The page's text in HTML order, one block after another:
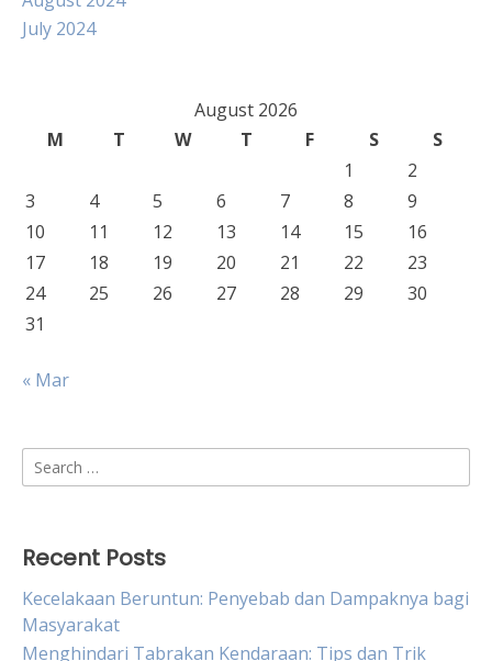
July 2024
August 2026
M
T W T F S
S
1
2
3
4 5 6 7 8
9
10
11 12 13 14 15
16
17
18 19 20 21 22
23
24
25 26 27 28 29
30
31
« Mar
Search
for:
Recent Posts
Kecelakaan Beruntun: Penyebab dan Dampaknya bagi
Masyarakat
Menghindari Tabrakan Kendaraan: Tips dan Trik